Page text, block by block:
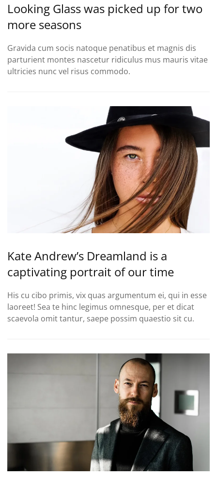
Looking Glass was picked up for two
more seasons
Gravida cum socis natoque penatibus et magnis dis
parturient montes nascetur ridiculus mus mauris vitae
ultricies nunc vel risus commodo.
Kate Andrew’s Dreamland is a
captivating portrait of our time
His cu cibo primis, vix quas argumentum ei, qui in esse
laoreet! Sea te hinc legimus omnesque, per et dicat
scaevola omit tantur, saepe possim quaestio sit cu.